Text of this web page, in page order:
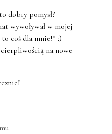
dobry pomysł?
wywoływał w mojej
to coś dla mnie!” :)
na nowe